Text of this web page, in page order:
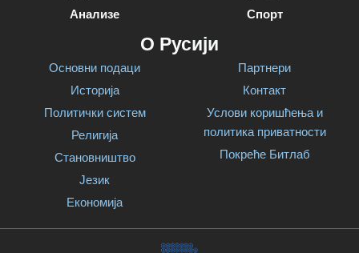
Анализе
Спорт
О Русији
Основни подаци
Историја
Политички систем
Религија
Становништво
Језик
Економија
Партнери
Контакт
Услови коришћења и
политика приватности
Покреће Битлаб